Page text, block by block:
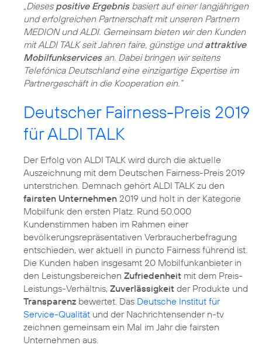
„Dieses positive Ergebnisbasiert auf einer langjährigen
und erfolgreichen Partnerschaft mit unseren Partnern
MEDION und ALDI. Gemeinsam bieten wir den Kunden
mit ALDI TALK seit Jahren faire, günstige undattraktive
Mobilfunkservicesan. Dabei bringen wir seitens
Telefónica Deutschland eine einzigartige Expertise im
Partnergeschäft in die Kooperation ein.“
Deutscher Fairness-Preis 2019
für ALDI TALK
Der Erfolg von ALDI TALK wird durch die aktuelle
Auszeichnung mit dem Deutschen Fairness-Preis 2019
unterstrichen. Demnach gehört ALDI TALK zu den
fairsten Unternehmen 2019 und holt in der Kategorie
Mobilfunk den ersten Platz. Rund 50.000
Kundenstimmen haben im Rahmen einer
bevölkerungsrepräsentativen Verbraucherbefragung
entschieden, wer aktuell in puncto Fairness führend ist.
Die Kunden haben insgesamt 20 Mobilfunkanbieter in
den Leistungsbereichen Zufriedenheit mit dem Preis-
Leistungs-Verhältnis, Zuverlässigkeit der Produkte und
Transparenz bewertet. Das Deutsche Institut für
Service-Qualität und der Nachrichtensender n-tv
zeichnen gemeinsam ein Mal im Jahr die fairsten
Unternehmen aus.